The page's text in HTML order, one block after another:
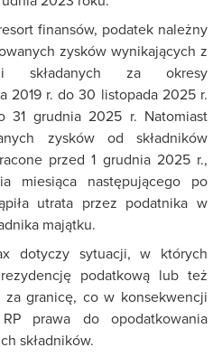
finansów, podatek należny
zysków wynikających z
składanych za okresy
2019 r. do 30 listopada 2025 r.
31 grudnia 2025 r. Natomiast
zysków od składników
przed 1 grudnia 2025 r.,
miesiąca następującego po
utrata przez podatnika w
majątku.
dotyczy sytuacji, w których
podatkową lub też
za granicę, co w konsekwencji
prawa do opodatkowania
składników.